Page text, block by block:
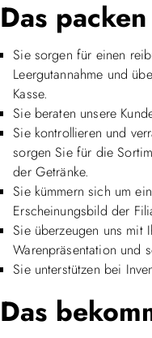
Das
Sie sorgen für einen
Leergutannahme und
Kasse.
Sie beraten unsere
Sie kontrollieren und
sorgen Sie für die
der Getränke.
Sie kümmern sich um
Erscheinungsbild der
Sie überzeugen uns mit
Warenpräsentation und
Sie unterstützen bei
Das